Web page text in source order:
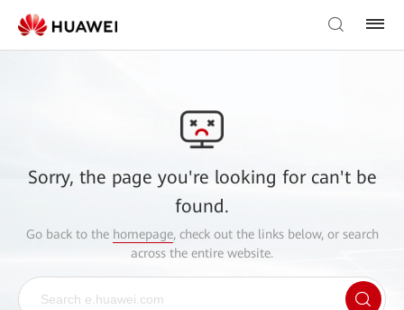
Sorry, the page you're looking for can't be
found.
Go back to the homepage, check out the links below, or search
across the entire website.